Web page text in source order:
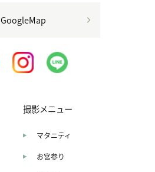
GoogleMap
撮影メニュー
マタニティ
お宮参り